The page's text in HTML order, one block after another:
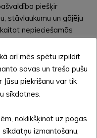
piešķir
stāvlaukumu un gājēju
nepieciešamās
kā arī
Konsultācijas
var saņemt pie
nodaļas vadītāja
līdzfinansējuma
sadaļā
arī mēs spētu izpildīt
savas un trešo pušu
piekrišanu var tik
sīkdatnes.
noklikšķinot uz pogas
izmantošanu,